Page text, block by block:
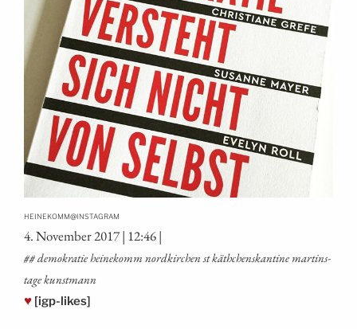
HEINEKOMM@INSTAGRAM
4. Novem­ber 2017 | 12:46 |
## demo­kra­tie hei­ne­komm nord­kir­chen st käth­chen­s­kan­ti­ne mar­tins­
ta­ge kunstmann
♥ [igp-likes]